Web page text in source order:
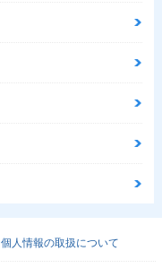
個人情報の取扱について